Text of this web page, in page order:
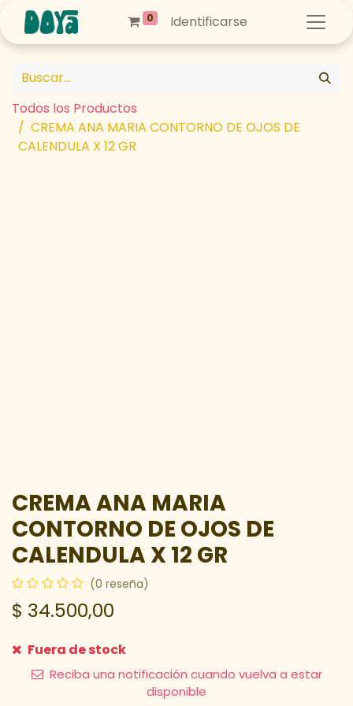
0 Identificarse
Todos los Productos
CREMA ANA MARIA CONTORNO DE OJOS DE
CALENDULA X 12 GR
CREMA ANA MARIA
CONTORNO DE OJOS DE
CALENDULA X 12 GR
(0 reseña)
$ 34.500,00
Fuera de stock
Reciba una notificación cuando vuelva a estar
disponible